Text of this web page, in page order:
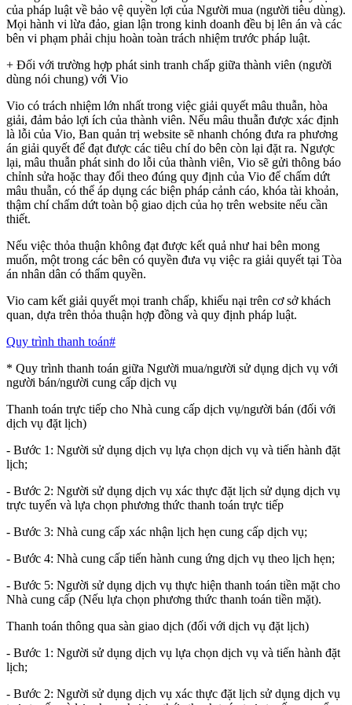
của pháp luật về bảo vệ quyền lợi của Người mua (người tiêu dùng).
Mọi hành vi lừa đảo, gian lận trong kinh doanh đều bị lên án và các
bên vi phạm phải chịu hoàn toàn trách nhiệm trước pháp luật.
+ Đối với trường hợp phát sinh tranh chấp giữa thành viên (người
dùng nói chung) với Vio
Vio có trách nhiệm lớn nhất trong việc giải quyết mâu thuẫn, hòa
giải, đảm bảo lợi ích của thành viên. Nếu mâu thuẫn được xác định
là lỗi của Vio, Ban quản trị website sẽ nhanh chóng đưa ra phương
án giải quyết để đạt được các tiêu chí do bên còn lại đặt ra. Ngược
lại, mâu thuẫn phát sinh do lỗi của thành viên, Vio sẽ gửi thông báo
chỉnh sửa hoặc thay đổi theo đúng quy định của Vio để chấm dứt
mâu thuẫn, có thể áp dụng các biện pháp cảnh cáo, khóa tài khoản,
thậm chí chấm dứt toàn bộ giao dịch của họ trên website nếu cần
thiết.
Nếu việc thỏa thuận không đạt được kết quả như hai bên mong
muốn, một trong các bên có quyền đưa vụ việc ra giải quyết tại Tòa
án nhân dân có thẩm quyền.
Vio cam kết giải quyết mọi tranh chấp, khiếu nại trên cơ sở khách
quan, dựa trên thỏa thuận hợp đồng và quy định pháp luật.
Quy trình thanh toán#
* Quy trình thanh toán giữa Người mua/người sử dụng dịch vụ với
người bán/người cung cấp dịch vụ
Thanh toán trực tiếp cho Nhà cung cấp dịch vụ/người bán (đối với
dịch vụ đặt lịch)
- Bước 1: Người sử dụng dịch vụ lựa chọn dịch vụ và tiến hành đặt
lịch;
- Bước 2: Người sử dụng dịch vụ xác thực đặt lịch sử dụng dịch vụ
trực tuyến và lựa chọn phương thức thanh toán trực tiếp
- Bước 3: Nhà cung cấp xác nhận lịch hẹn cung cấp dịch vụ;
- Bước 4: Nhà cung cấp tiến hành cung ứng dịch vụ theo lịch hẹn;
- Bước 5: Người sử dụng dịch vụ thực hiện thanh toán tiền mặt cho
Nhà cung cấp (Nếu lựa chọn phương thức thanh toán tiền mặt).
Thanh toán thông qua sàn giao dịch (đối với dịch vụ đặt lịch)
- Bước 1: Người sử dụng dịch vụ lựa chọn dịch vụ và tiến hành đặt
lịch;
- Bước 2: Người sử dụng dịch vụ xác thực đặt lịch sử dụng dịch vụ